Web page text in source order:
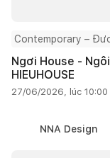
Contemporary –
Ngơi House -
HIEUHOUSE
27/06/2026, lúc 10:00
NNA Design